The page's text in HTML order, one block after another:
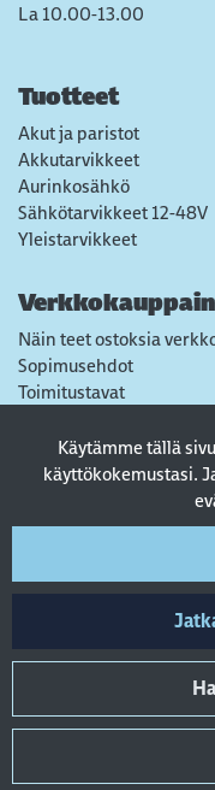
Käytämme tällä
käyttökokemustasi.
La 10.00-13.00
Tuotteet
Akut ja paristot
Akkutarvikkeet
Aurinkosähkö
Sähkötarvikkeet 12-48V
Yleistarvikkeet
Näin teet ostoksia
Sopimusehdot
Toimitustavat
Tietosuojaseloste
Usein kysytyt
Seuraa